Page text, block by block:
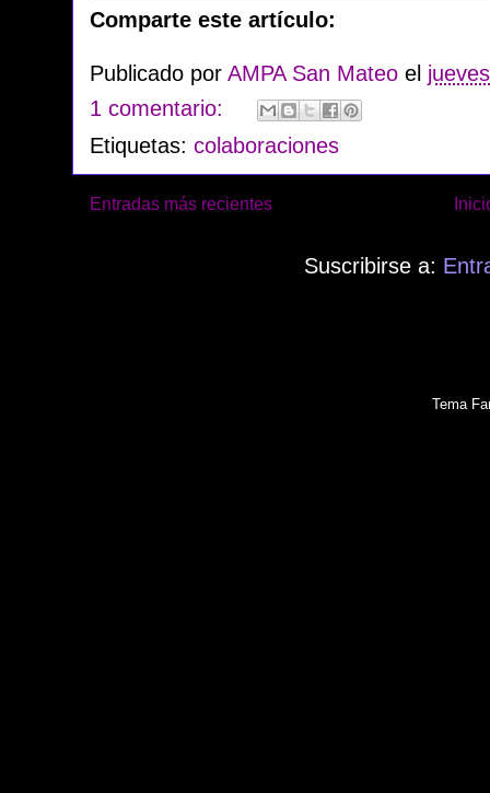
Comparte este artículo:
Publicado por AMPA San Mateo el
1 comentario:
Etiquetas: colaboraciones
Entradas más recientes
Suscribirse a:
Tema